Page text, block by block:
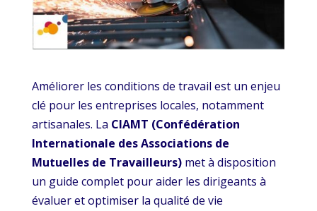
Améliorer les conditions de travail est un enjeu
clé pour les entreprises locales, notamment
artisanales. La CIAMT (Confédération
Internationale des Associations de
Mutuelles de Travailleurs)met à disposition
un guide complet pour aider les dirigeants à
évaluer et optimiser la qualité de vie